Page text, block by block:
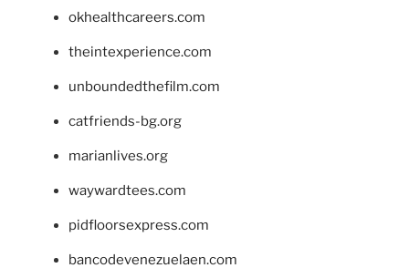
okhealthcareers.com
theintexperience.com
unboundedthefilm.com
catfriends-bg.org
marianlives.org
waywardtees.com
pidfloorsexpress.com
bancodevenezuelaen.com